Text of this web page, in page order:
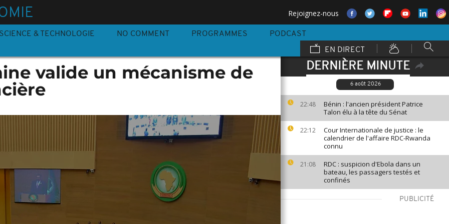
Rejoignez-nous
SCIENCE & TECHNOLOGIE NO COMMENT PROGRAMMES
PODCAST
EN DIRECT
DERNIÈRE MINUTE
6 août 2026
22:48
Bénin : l'ancien président Patrice
Talon élu à la tête du Sénat
22:12
Cour Internationale de justice : le
calendrier de l'affaire RDC-Rwanda
connu
21:08
RDC : suspicion d'Ebola dans un
bateau, les passagers testés et
confinés
PUBLICITÉ
valide un mécanisme de